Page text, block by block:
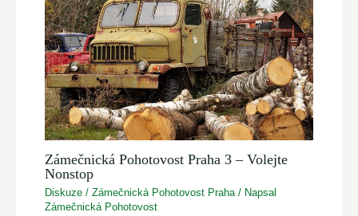
Zámečnická Pohotovost Praha 3 – Volejte
Nonstop
Diskuze /Zámečnická Pohotovost Praha / Napsal
Zámečnická Pohotovost